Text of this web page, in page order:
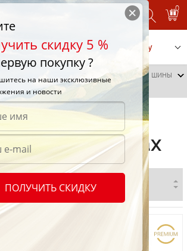
0
Заказать услугу
Всесезонные шины
шины
в Маркулештах
скидку 5 %
покупку ?
на наши эксклюзивные
и новости
ПОЛУЧИТЬ СКИДКУ